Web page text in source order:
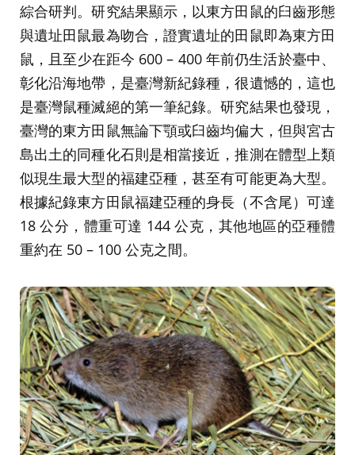
綜合研判。研究結果顯示，以東方田鼠的臼齒形態
與遺址田鼠最為吻合，證實遺址的田鼠即為東方田
鼠，且至少在距今 600 – 400 年前仍生活於臺中、
彰化沿海地帶，是臺灣新紀錄種，很遺憾的，這也
是臺灣鼠種滅絕的第一筆紀錄。研究結果也發現，
臺灣的東方田鼠無論下顎或臼齒均偏大，但與宮古
島出土的同種化石則是相當接近，推測在體型上類
似現生最大型的福建亞種，甚至有可能更為大型。
根據紀錄東方田鼠福建亞種的身長（不含尾）可達
18 公分，體重可達 144 公克，其他地區的亞種體
重約在 50 – 100 公克之間。